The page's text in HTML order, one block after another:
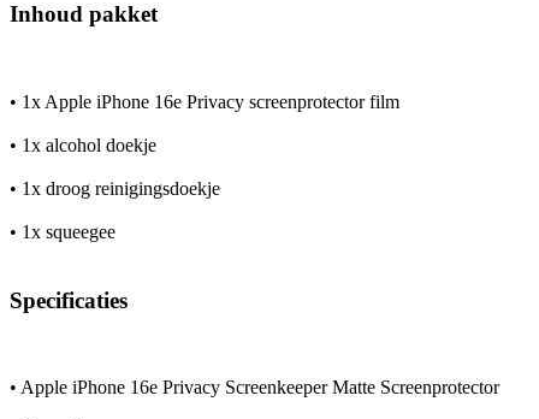
Inhoud pakket
• 1x Apple iPhone 16e Privacy screenprotector film
• 1x alcohol doekje
• 1x droog reinigingsdoekje
• 1x squeegee
Specificaties
• Apple iPhone 16e Privacy Screenkeeper Matte Screenprotector